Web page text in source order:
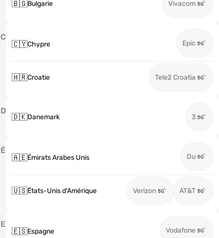
🇧🇬Bulgarie Vivacom
C
🇨🇾Chypre Epic
🇭🇷Croatie Tele2 Croatia
D
🇩🇰Danemark 3
É
🇦🇪Émirats Arabes Unis Du
🇺🇸États-Unis d'Amérique Verizon AT&T
E
🇪🇸Espagne Vodafone